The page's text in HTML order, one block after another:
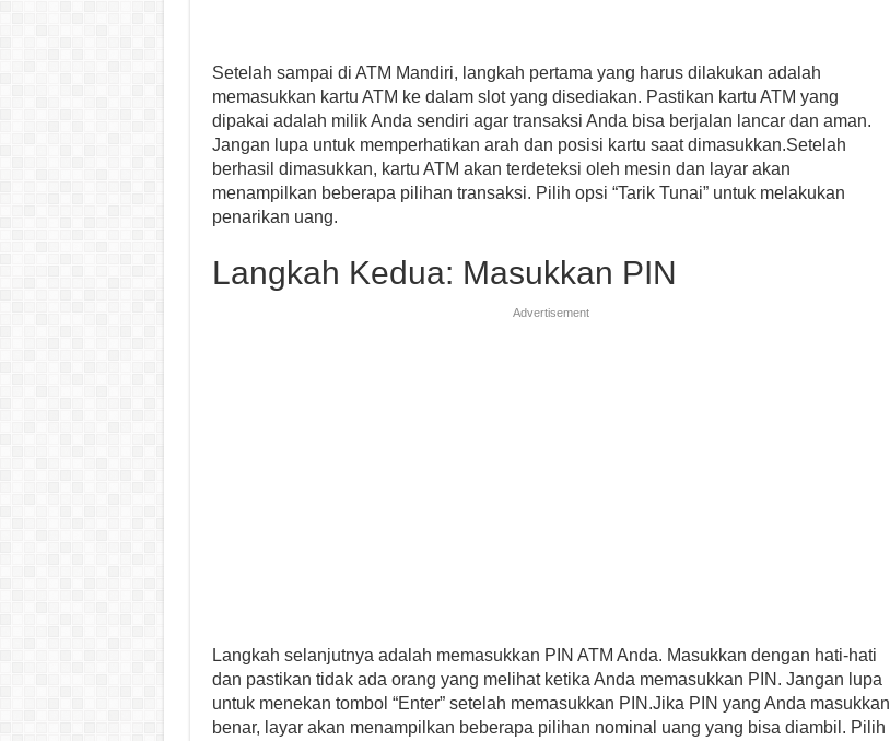
Setelah sampai di ATM Mandiri, langkah pertama yang harus dilakukan adalah
memasukkan kartu ATM ke dalam slot yang disediakan. Pastikan kartu ATM yang
dipakai adalah milik Anda sendiri agar transaksi Anda bisa berjalan lancar dan aman.
Jangan lupa untuk memperhatikan arah dan posisi kartu saat dimasukkan.Setelah
berhasil dimasukkan, kartu ATM akan terdeteksi oleh mesin dan layar akan
menampilkan beberapa pilihan transaksi. Pilih opsi “Tarik Tunai” untuk melakukan
penarikan uang.
Langkah Kedua: Masukkan PIN
Advertisement
Langkah selanjutnya adalah memasukkan PIN ATM Anda. Masukkan dengan hati-hati
dan pastikan tidak ada orang yang melihat ketika Anda memasukkan PIN. Jangan lupa
untuk menekan tombol “Enter” setelah memasukkan PIN.Jika PIN yang Anda masukkan
benar, layar akan menampilkan beberapa pilihan nominal uang yang bisa diambil. Pilih